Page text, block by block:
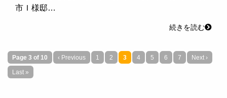
市Ｉ様邸…
続きを読む
Page 3 of 10 ‹ Previous 1 2 3 4 5 6 7 Next ›
Last »